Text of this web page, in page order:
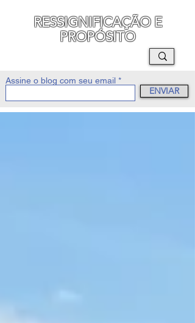
RESSIGNIFICAÇÃO E
PROPÓSITO
Assine o blog com seu email
ENVIAR